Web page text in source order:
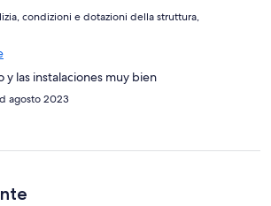
condizioni e dotazioni della struttura,
y las instalaciones muy bien
agosto 2023